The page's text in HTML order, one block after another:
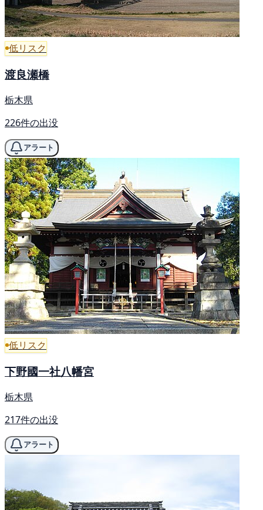
低リスク
渡良瀬橋
栃木県
226件の出没
アラート
低リスク
下野國一社八幡宮
栃木県
217件の出没
アラート